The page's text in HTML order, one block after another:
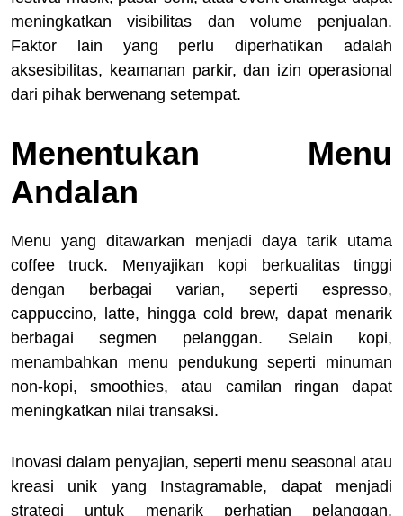
meningkatkan visibilitas dan volume penjualan.
Faktor lain yang perlu diperhatikan adalah
aksesibilitas, keamanan parkir, dan izin operasional
dari pihak berwenang setempat.
Menentukan Menu
Andalan
Menu yang ditawarkan menjadi daya tarik utama
coffee truck. Menyajikan kopi berkualitas tinggi
dengan berbagai varian, seperti espresso,
cappuccino, latte, hingga cold brew, dapat menarik
berbagai segmen pelanggan. Selain kopi,
menambahkan menu pendukung seperti minuman
non-kopi, smoothies, atau camilan ringan dapat
meningkatkan nilai transaksi.
Inovasi dalam penyajian, seperti menu seasonal atau
kreasi unik yang Instagramable, dapat menjadi
strategi untuk menarik perhatian pelanggan.